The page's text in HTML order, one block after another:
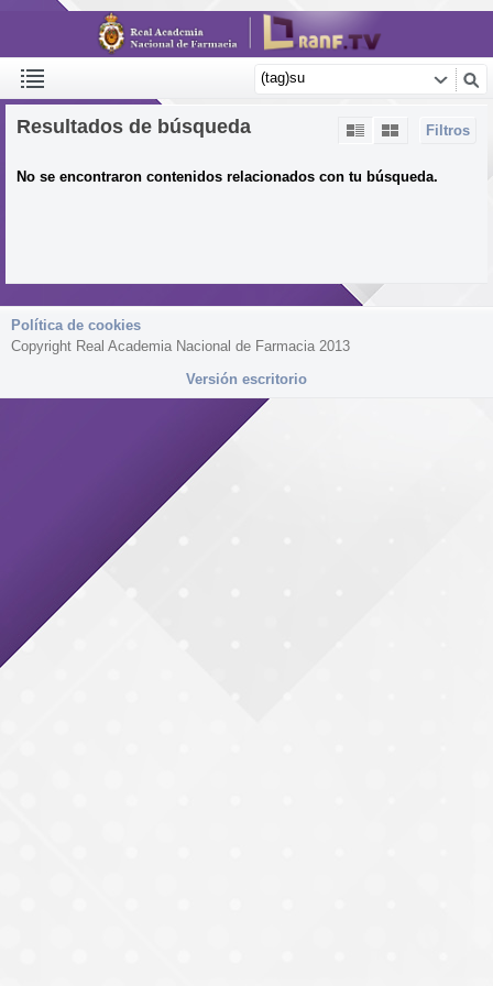
Filtros
Resultados de búsqueda
No se encontraron contenidos relacionados con tu búsqueda.
Política de cookies
Copyright Real Academia Nacional de Farmacia 2013
Versión escritorio